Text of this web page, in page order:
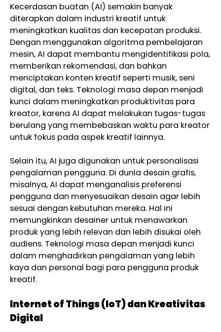
Kecerdasan buatan (AI) semakin banyak
diterapkan dalam industri kreatif untuk
meningkatkan kualitas dan kecepatan produksi.
Dengan menggunakan algoritma pembelajaran
mesin, AI dapat membantu mengidentifikasi pola,
memberikan rekomendasi, dan bahkan
menciptakan konten kreatif seperti musik, seni
digital, dan teks. Teknologi masa depan menjadi
kunci dalam meningkatkan produktivitas para
kreator, karena AI dapat melakukan tugas-tugas
berulang yang membebaskan waktu para kreator
untuk fokus pada aspek kreatif lainnya.
Selain itu, AI juga digunakan untuk personalisasi
pengalaman pengguna. Di dunia desain grafis,
misalnya, AI dapat menganalisis preferensi
pengguna dan menyesuaikan desain agar lebih
sesuai dengan kebutuhan mereka. Hal ini
memungkinkan desainer untuk menawarkan
produk yang lebih relevan dan lebih disukai oleh
audiens. Teknologi masa depan menjadi kunci
dalam menghadirkan pengalaman yang lebih
kaya dan personal bagi para pengguna produk
kreatif.
Internet of Things (IoT) dan Kreativitas
Digital